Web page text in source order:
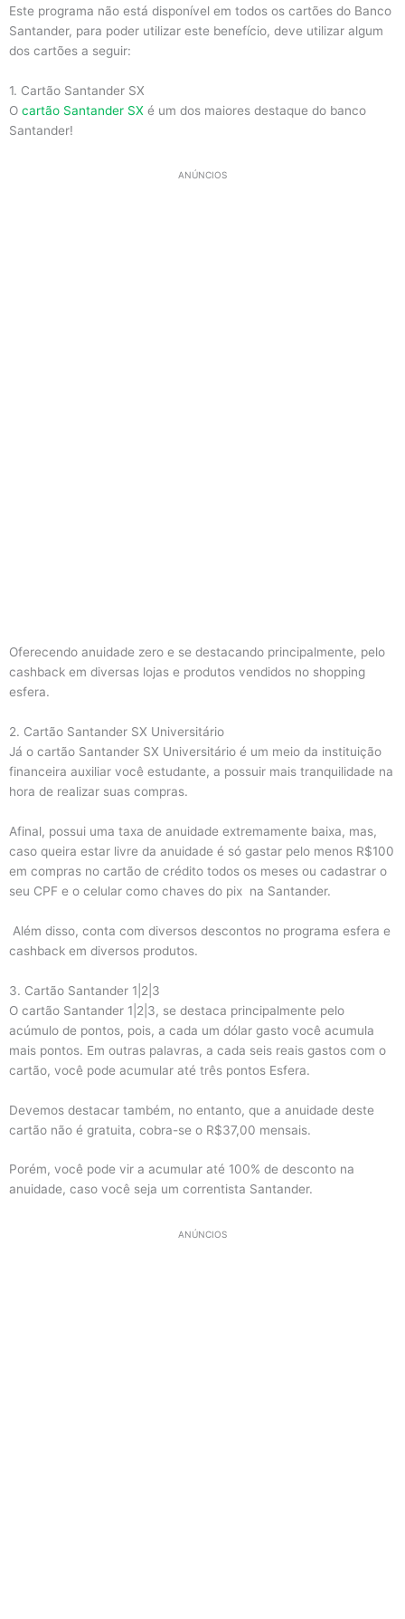
Este programa não está disponível em todos os cartões do Banco
Santander, para poder utilizar este benefício, deve utilizar algum
dos cartões a seguir:
1. Cartão Santander SX
O cartão Santander SX é um dos maiores destaque do banco
Santander!
ANÚNCIOS
Oferecendo anuidade zero e se destacando principalmente, pelo
cashback em diversas lojas e produtos vendidos no shopping
esfera.
2. Cartão Santander SX Universitário
Já o cartão Santander SX Universitário é um meio da instituição
financeira auxiliar você estudante, a possuir mais tranquilidade na
hora de realizar suas compras.
Afinal, possui uma taxa de anuidade extremamente baixa, mas,
caso queira estar livre da anuidade é só gastar pelo menos R$100
em compras no cartão de crédito todos os meses ou cadastrar o
seu CPF e o celular como chaves do pix na Santander.
Além disso, conta com diversos descontos no programa esfera e
cashback em diversos produtos.
3. Cartão Santander 1|2|3
O cartão Santander 1|2|3, se destaca principalmente pelo
acúmulo de pontos, pois, a cada um dólar gasto você acumula
mais pontos. Em outras palavras, a cada seis reais gastos com o
cartão, você pode acumular até três pontos Esfera.
Devemos destacar também, no entanto, que a anuidade deste
cartão não é gratuita, cobra-se o R$37,00 mensais.
Porém, você pode vir a acumular até 100% de desconto na
anuidade, caso você seja um correntista Santander.
ANÚNCIOS